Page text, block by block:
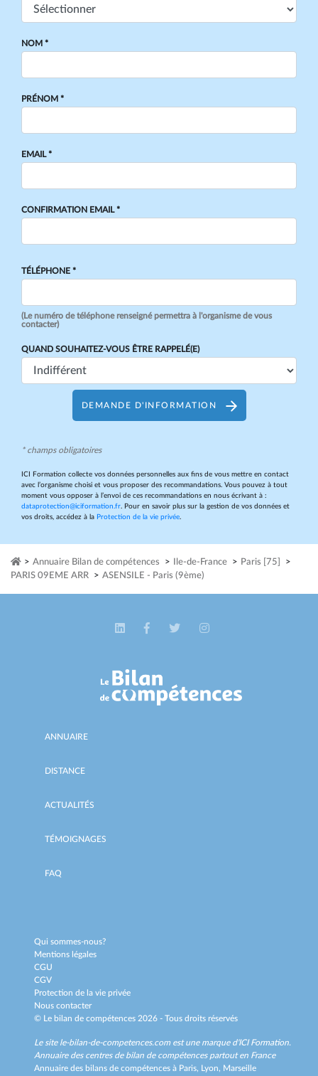
NOM *
PRÉNOM *
EMAIL *
CONFIRMATION EMAIL *
TÉLÉPHONE *
(Le numéro de téléphone renseigné permettra à l'organisme de vous
contacter)
QUAND SOUHAITEZ-VOUS ÊTRE RAPPELÉ(E)
DEMANDE D'INFORMATION
* champs obligatoires
ICI Formation collecte vos données personnelles aux fins de vous mettre en contact
avec l’organisme choisi et vous proposer des recommandations. Vous pouvez à tout
moment vous opposer à l’envoi de ces recommandations en nous écrivant à :
dataprotection@iciformation.fr. Pour en savoir plus sur la gestion de vos données et
vos droits, accédez à la Protection de la vie privée.
> Annuaire Bilan de compétences > Ile-de-France > Paris [75]
>
PARIS 09EME ARR
> ASENSILE - Paris (9ème)
ANNUAIRE
DISTANCE
ACTUALITÉS
TÉMOIGNAGES
FAQ
Qui sommes-nous?
Mentions légales
CGU
CGV
Protection de la vie privée
Nous contacter
© Le bilan de compétences 2026 - Tous droits réservés
Le site le-bilan-de-competences.com est une marque d'ICI Formation.
Annuaire des centres de bilan de compétences partout en France
Annuaire des bilans de compétences à Paris, Lyon, Marseille